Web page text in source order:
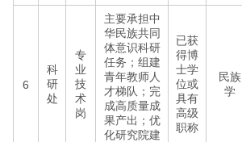
6
科
研
处
专
业
技
术
岗
主要承担中
华民族共同
体意识科研
任务；组建
青年教师人
才梯队；完
成高质量成
果产出；优
化研究院建
已获
得博
士学
位或
具有
高级
职称
民族
学